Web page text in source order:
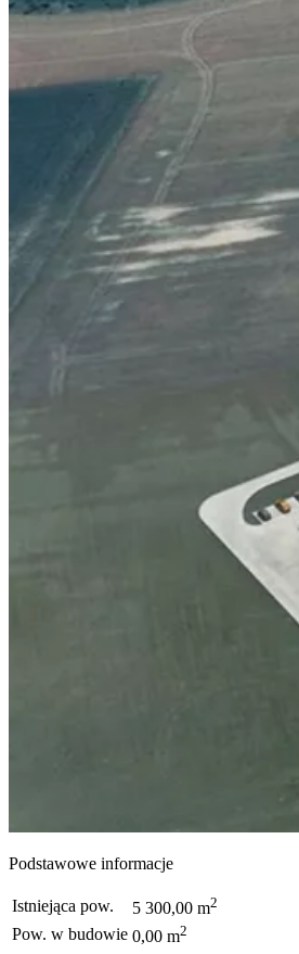
Podstawowe informacje
Istniejąca pow. 5 300,00 m2
Pow. w budowie 0,00 m2